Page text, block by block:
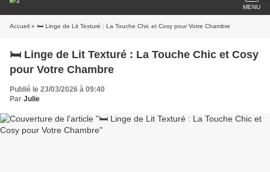
MENU
Accueil » 🛏️ Linge de Lit Texturé : La Touche Chic et Cosy pour Votre Chambre
🛏️ Linge de Lit Texturé : La Touche Chic et Cosy
pour Votre Chambre
Publié le 23/03/2026 à 09:40
Par Julie